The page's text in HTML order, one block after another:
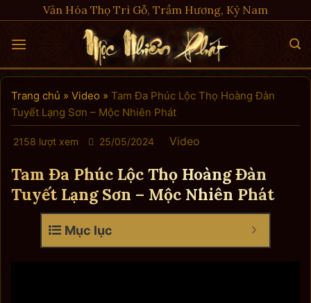
to
content
Văn Hóa Thọ Trì Gỗ, Trầm Hương, Kỳ Nam
Trang chủ » Video » Tam Đa Phúc Lộc Thọ Hoàng Đàn
Tuyết Lạng Sơn – Mộc Nhiên Phát
2158 lượt xem 25/05/2024 Video
Tam Đa Phúc Lộc Thọ Hoàng Đàn
Tuyết Lạng Sơn – Mộc Nhiên Phát
Mục lục